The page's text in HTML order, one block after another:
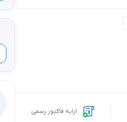
ارایه فاکتور رسمی